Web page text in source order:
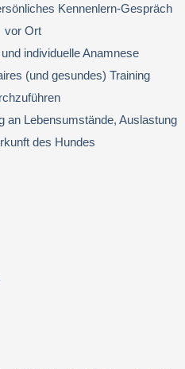
Kennenlern-Gespräch
vor Ort
individuelle Anamnese
(und gesundes) Training
an Lebensumstände, Auslastung
des Hundes